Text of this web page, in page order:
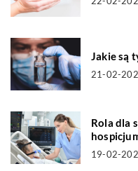
Jakie są
21-02-
Rola dla
19-02-